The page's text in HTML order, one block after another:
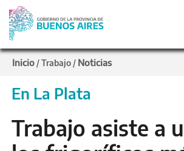
Inicio /Trabajo / Noticias
En La Plata
Trabajo asiste a